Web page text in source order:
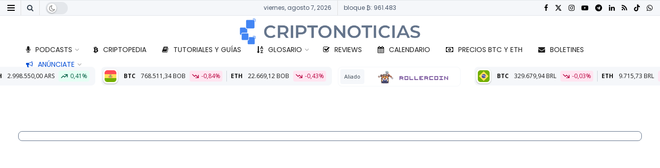
viernes, agosto 7, 2026 bloque ₿: 961.483
PODCASTS CRIPTOPEDIA TUTORIALES Y GUÍAS GLOSARIO REVIEWS CALENDARIO PRECIOS BTC Y ETH
BOLETINES
ANÚNCIATE
0,41% BTC 768.511,34 BOB -0,84% ETH 22.669,12 BOB -0,43% Aliado BTC 329.679,94 BRL -0,03% ETH 9.715,73 BRL -0,15%